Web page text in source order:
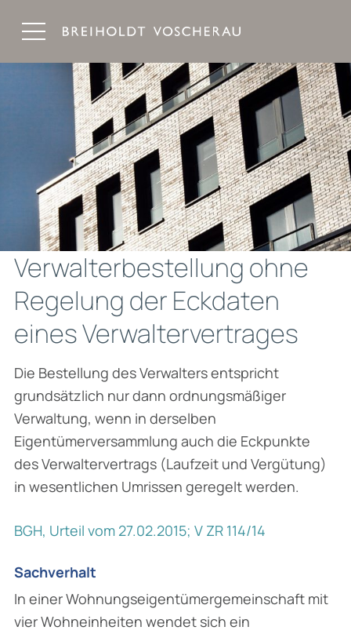
Verwalterbestellung ohne
Regelung der Eckdaten
eines Verwaltervertrages
Die Bestellung des Verwalters entspricht
grundsätzlich nur dann ordnungsmäßiger
Verwaltung, wenn in derselben
Eigentümerversammlung auch die Eckpunkte
des Verwaltervertrags (Laufzeit und Vergütung)
in wesentlichen Umrissen geregelt werden.
BGH, Urteil vom 27.02.2015; V ZR 114/14
Sachverhalt
In einer Wohnungseigentümergemeinschaft mit
vier Wohneinheiten wendet sich ein